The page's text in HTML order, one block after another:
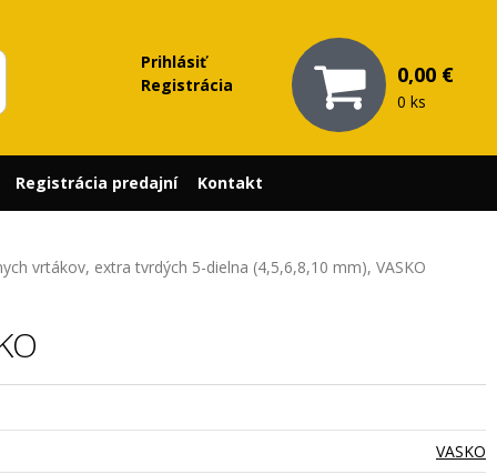
Prihlásiť
Registrácia
0,00 €
0 ks
vrtákov, extra tvrdých 5-dielna (4,5,6,8,10 mm), VASKO
VASKO
Registrácia predajní Kontakt